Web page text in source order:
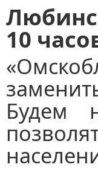
10
Будем